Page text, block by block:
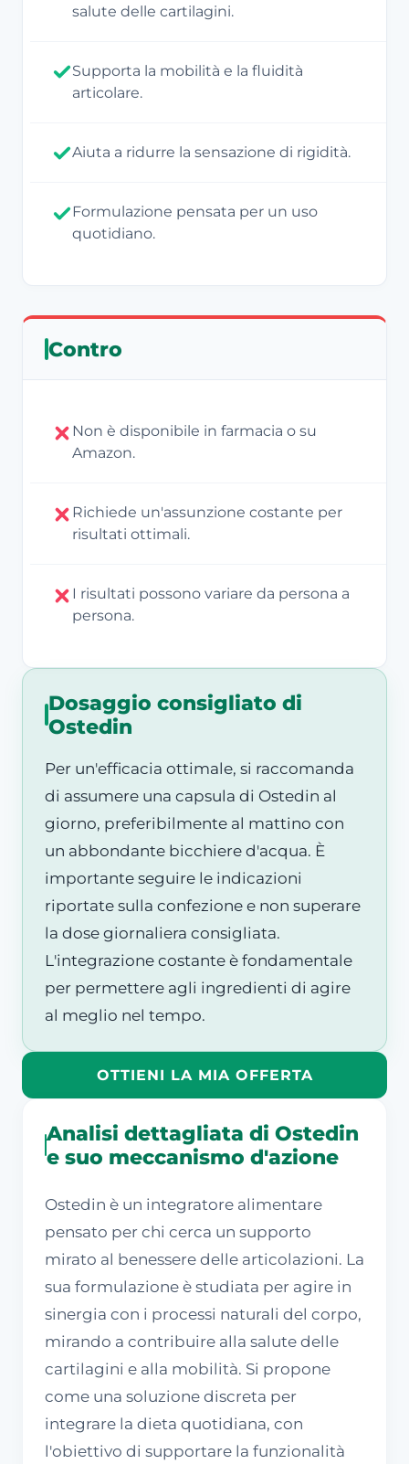
salute delle cartilagini.
Supporta la mobilità e la fluidità
articolare.
Aiuta a ridurre la sensazione di rigidità.
Formulazione pensata per un uso
quotidiano.
Contro
Non è disponibile in farmacia o su
Amazon.
Richiede un'assunzione costante per
risultati ottimali.
I risultati possono variare da persona a
persona.
Dosaggio consigliato di
Ostedin
Per un'efficacia ottimale, si raccomanda
di assumere una capsula di Ostedin al
giorno, preferibilmente al mattino con
un abbondante bicchiere d'acqua. È
importante seguire le indicazioni
riportate sulla confezione e non superare
la dose giornaliera consigliata.
L'integrazione costante è fondamentale
per permettere agli ingredienti di agire
al meglio nel tempo.
OTTIENI LA MIA OFFERTA
Analisi dettagliata di Ostedin
e suo meccanismo d'azione
Ostedin è un integratore alimentare
pensato per chi cerca un supporto
mirato al benessere delle articolazioni. La
sua formulazione è studiata per agire in
sinergia con i processi naturali del corpo,
mirando a contribuire alla salute delle
cartilagini e alla mobilità. Si propone
come una soluzione discreta per
integrare la dieta quotidiana, con
l'obiettivo di supportare la funzionalità